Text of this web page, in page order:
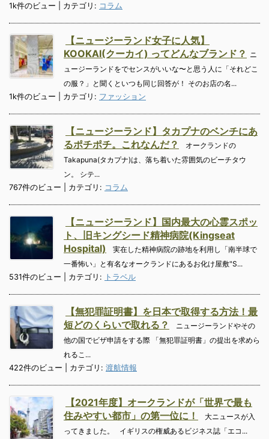
1k件のビュー カテゴリ: コラム
【ニュージーランド女子に人気】
KOOKAI(クーカイ) ってどんなブランド？ ニ
ュージーランドをでセンスがいいな〜と思う人に「それどこ
の服？」と聞くといつも同じ回答が！ そのお店の名...
1k件のビュー
カテゴリ: ファッション
【ニュージーランド】タカプナのベンチにあ
るポチポチ。これなんだ？
オークランドの
Takapuna(タカプナ)は、落ち着いた雰囲気のビーチタウ
ン。 シテ...
767件のビュー
カテゴリ: コラム
【ニュージーランド】国内最大の心霊スポッ
ト、旧キングシード精神病院(Kingseat
Hospital)
実在した精神病院の跡地を利用し「南半球で
一番怖い」と有名なオークランドにあるお化け屋敷"S...
531件のビュー
カテゴリ: トラベル
【無犯罪証明書】を日本で取得する方法！最
短どのくらいで取れる？
ニュージーランドやその
他の国でビザ申請をする際 「無犯罪証明書」の提出を求めら
れるこ...
422件のビュー
カテゴリ: 渡航情報
【2021年度】オークランドが「世界で最も
住みやすい都市」の第一位に！
大ニュースが入
ってきました。 イギリスの権威あるビジネス誌「エコ...